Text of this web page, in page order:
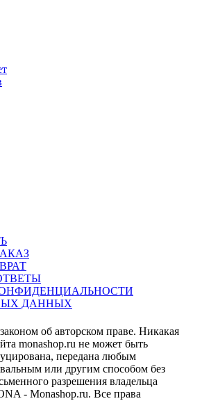
ДАННЫХ
об авторском праве. Никакая
monashop.ru не может быть
передана любым
или другим способом без
разрешения владельца
- Monashop.ru. Все права